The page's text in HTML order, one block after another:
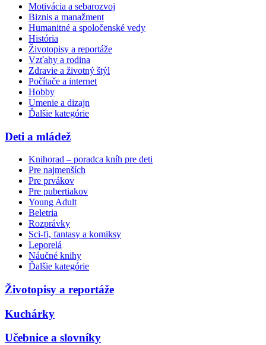
Motivácia a sebarozvoj
Biznis a manažment
Humanitné a spoločenské vedy
História
Životopisy a reportáže
Vzťahy a rodina
Zdravie a životný štýl
Počítače a internet
Hobby
Umenie a dizajn
Ďalšie kategórie
Deti a mládež
Knihorad – poradca kníh pre deti
Pre najmenších
Pre prvákov
Pre pubertiakov
Young Adult
Beletria
Rozprávky
Sci-fi, fantasy a komiksy
Leporelá
Náučné knihy
Ďalšie kategórie
Životopisy a reportáže
Kuchárky
Učebnice a slovníky